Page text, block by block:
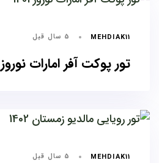
MEHDIAK11 5 سال قبل
تور پوکت آفر امارات نوروز 1401
MEHDIAK11 5 سال قبل